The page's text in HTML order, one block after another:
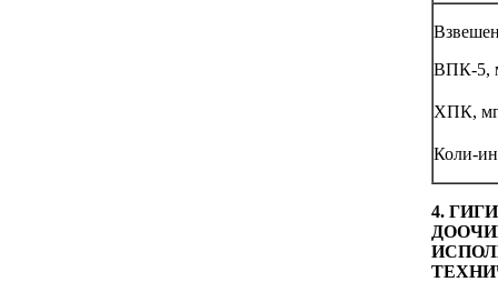
ВПК-5,
ХПК,
Коли-
4.